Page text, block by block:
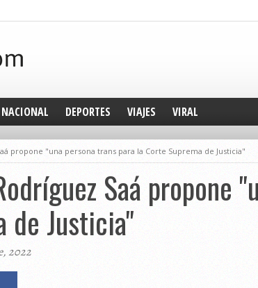
NACIONAL DEPORTES VIAJES VIRAL
propone "una persona trans para la Corte Suprema de Justicia"
Saá propone
de Justicia"
2022